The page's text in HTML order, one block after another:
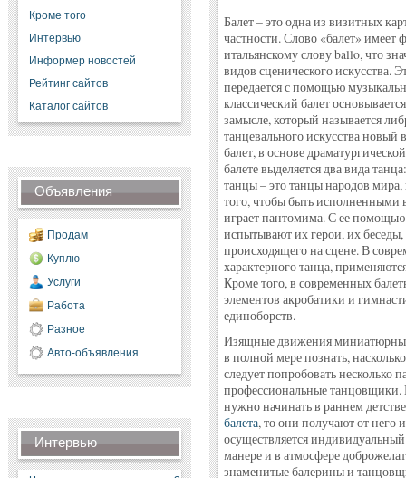
Кроме того
Интервью
Информер новостей
Рейтинг сайтов
Каталог сайтов
Объявления
Продам
Куплю
Услуги
Работа
Разное
Авто-объявления
Интервью
Балет – это одна из визитных
частности. Слово «балет» имеет
итальянскому слову ballo, что
видов сценического искусства.
передается с помощью
классический балет
замысле, который называется
танцевального искусства
балет, в основе
балете выделяется два вида
танцы – это танцы народов мира,
того, чтобы быть исполненными
играет пантомима. С ее
испытывают их герои, их
происходящего на сцене. В
характерного танца,
Кроме того, в современных
элементов акробатики и
единоборств.
Изящные движения
в полной мере познать,
следует попробовать несколько
профессиональные танцовщики.
нужно начинать в раннем
балета, то они получают от него
осуществляется
манере и в атмосфере
знаменитые балерины и